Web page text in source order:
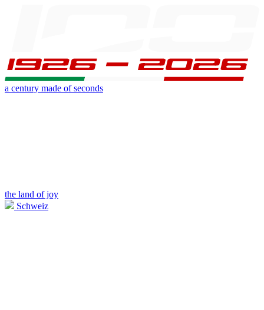
a century made of seconds
the land of joy
Schweiz